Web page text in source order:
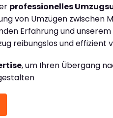
professionelles
von Umzügen zwischen
Erfahrung und
reibungslos und effizient
, um Ihren Übergang